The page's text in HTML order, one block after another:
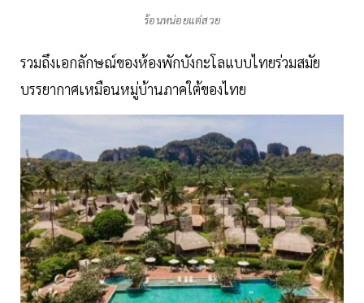
ร้อนหน่อยแต่สวย
รวมถึงเอกลักษณ์ของห้องพักบังกะโลแบบไทยร่วมสมัย
บรรยากาศเหมือนหมู่บ้านภาคใต้ของไทย